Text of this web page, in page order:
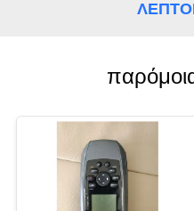
PRIVACY
POLICY